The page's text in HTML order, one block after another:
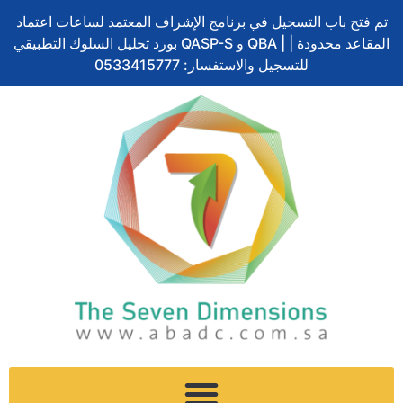
content
تم فتح باب التسجيل في برنامج الإشراف المعتمد لساعات اعتماد
بورد تحليل السلوك التطبيقي QASP-S و QBA | المقاعد محدودة |
للتسجيل والاستفسار: 0533415777